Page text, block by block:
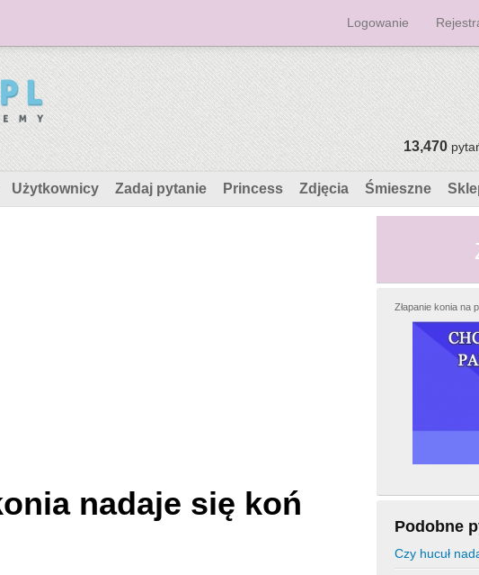
Logowanie
13,470
Użytkownicy Zadaj pytanie Princess Zdjęcia Śmieszne
nadaje się koń
Złapanie konia na
Podobne
Czy hucuł